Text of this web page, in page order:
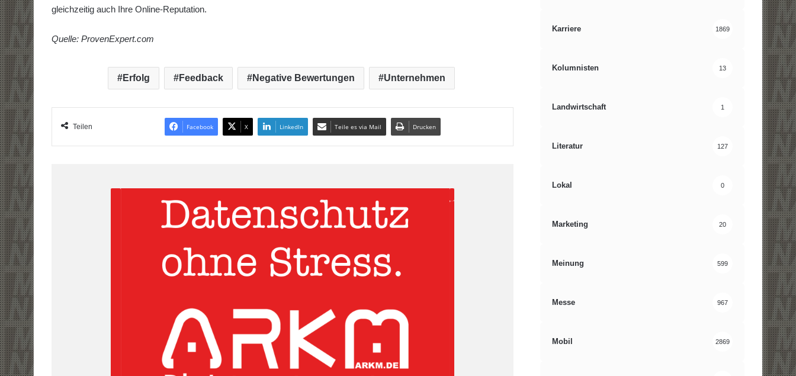
gleichzeitig auch Ihre Online-Reputation.
Quelle: ProvenExpert.com
Erfolg Feedback Negative Bewertungen Unternehmen
Teilen Facebook X LinkedIn Teile es via Mail Drucken
Karriere 1869
Kolumnisten 13
Landwirtschaft 1
Literatur 127
Lokal 0
Marketing 20
Meinung 599
Messe 967
Mobil 2869